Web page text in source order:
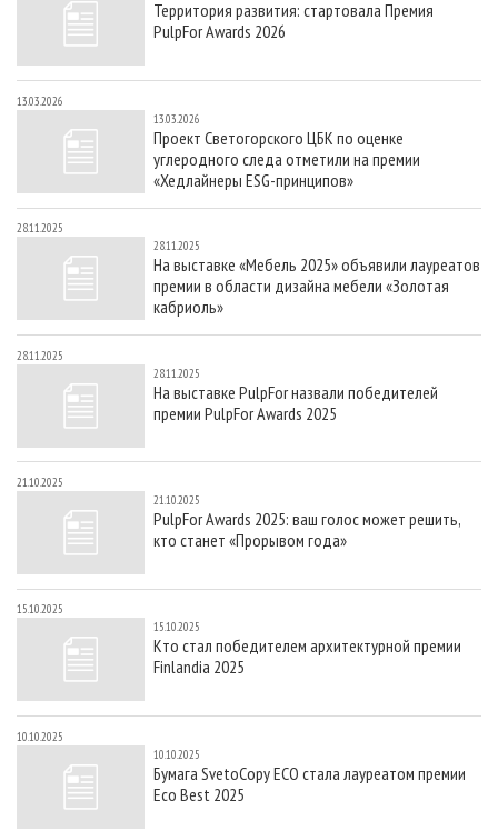
СУШКА ДРЕВЕСИНЫ
ПРОИЗВОДСТВО ДРЕВЕСНЫХ ПЛИТ
ДЕРЕВЯННОЕ ДОМОСТРОЕНИЕ
ПРОИЗВОДСТВО МЕБЕЛИ
БИОЭНЕРГЕТИКА
ЦБП
ИНСТРУМЕНТ И МАТЕРИАЛЫ
ПЕРСОНЫ
МОБИЛЬНЫЕ ВЫСТАВКИ
ПРИОРИТЕТНЫЕ ИНВЕСТПРОЕКТЫ
RUSSIAN FORESTRY REVIEW
ГАЗЕТА ЛЕСПРОМФОРУМ
БИБЛИОТЕКА СПЕЦИАЛИСТА
КОНТАКТЫ
РЕКЛАМА
Территория развития: стартовала Премия
PulpFor Awards 2026
13.03.2026
13.03.2026
Проект Светогорского ЦБК по оценке
углеродного следа отметили на премии
«Хедлайнеры ESG-принципов»
28.11.2025
28.11.2025
На выставке «Мебель 2025» объявили лауреатов
премии в области дизайна мебели «Золотая
кабриоль»
28.11.2025
28.11.2025
На выставке PulpFor назвали победителей
премии PulpFor Awards 2025
21.10.2025
21.10.2025
PulpFor Awards 2025: ваш голос может решить,
кто станет «Прорывом года»
15.10.2025
15.10.2025
Кто стал победителем архитектурной премии
Finlandia 2025
10.10.2025
10.10.2025
Бумага SvetoCopy ECO стала лауреатом премии
Eco Best 2025